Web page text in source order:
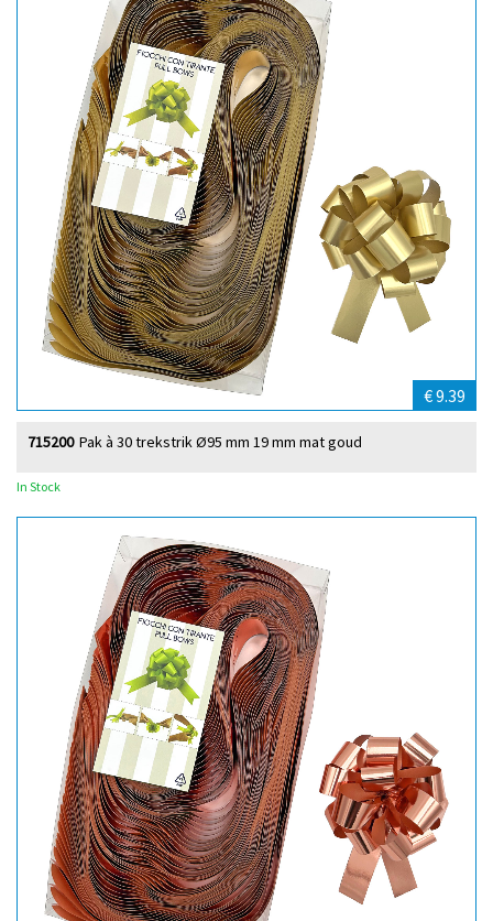
€ 9.39
Pak à 30 trekstrik Ø95 mm 19 mm mat goud
715200
In Stock